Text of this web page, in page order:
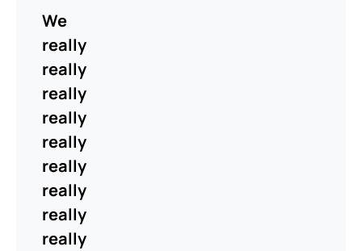
We
really
really
really
really
really
really
really
really
really